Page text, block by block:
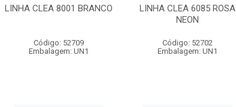
LINHA CLEA 8001 BRANCO
Código: 52709
Embalagem: UN1
LINHA CLEA 6085 ROSA
NEON
Código: 52702
Embalagem: UN1